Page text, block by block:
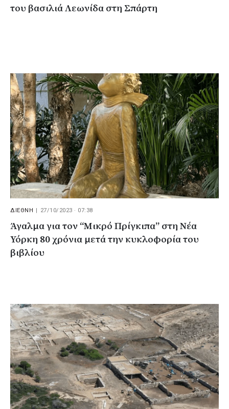
του βασιλιά Λεωνίδα στη Σπάρτη
ΔΙΕΘΝΗ | 27/10/2023 · 07:38
Άγαλμα για τον “Μικρό Πρίγκιπα” στη Νέα
Υόρκη 80 χρόνια μετά την κυκλοφορία του
βιβλίου